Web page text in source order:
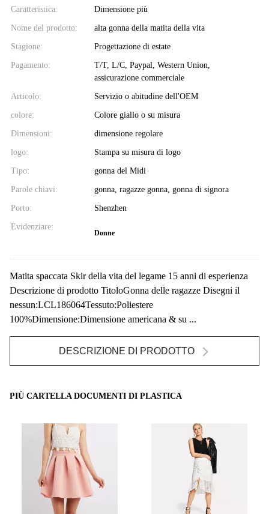
Caratteristica: Dimensione più
Nome del prodotto: alta gonna della matita della vita
Stagione: Progettazione di estate
Pagamento:
T/T, L/C, Paypal, Western Union,
assicurazione commerciale
Articolo: Servizio o abitudine dell'OEM
colore: Colore giallo o su misura
Dimensioni: dimensione regolare
logo: Stampa su misura di logo
Tipo: gonna del Midi
Parole chiavi: gonna, ragazze gonna, gonna di signora
Porto: Shenzhen
Evidenziare:
Donne
Matita spaccata Skir della vita del legame 15 anni di esperienza
Descrizione di prodotto TitoloGonna delle ragazze Disegni il
nessun:LCL186064Tessuto:Poliestere
100%Dimensione:Dimensione americana & su ...
DESCRIZIONE DI PRODOTTO
PIÙ CARTELLA DOCUMENTI DI PLASTICA